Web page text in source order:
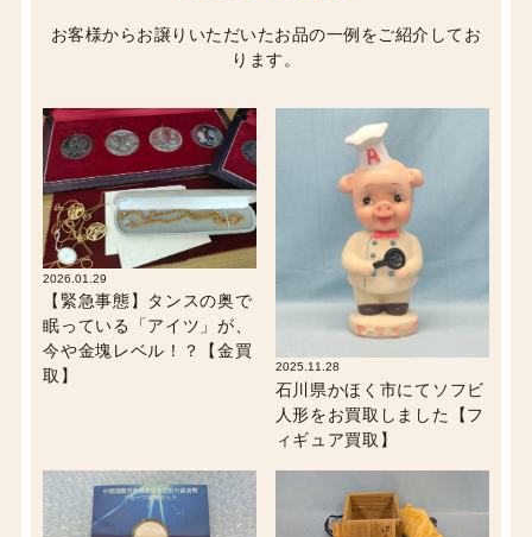
お客様からお譲りいただいたお品の一例をご紹介してお
ります。
2026.01.29
【緊急事態】タンスの奥で
眠っている「アイツ」が、
今や金塊レベル！？【金買
取】
2025.11.28
石川県かほく市にてソフビ
人形をお買取しました【フ
ィギュア買取】